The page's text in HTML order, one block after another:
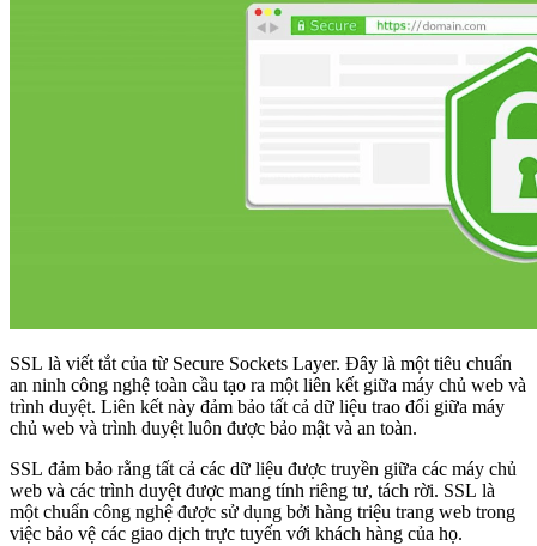
SSL là viết tắt của từ Secure Sockets Layer. Đây là một tiêu chuẩn
an ninh công nghệ toàn cầu tạo ra một liên kết giữa máy chủ web và
trình duyệt. Liên kết này đảm bảo tất cả dữ liệu trao đổi giữa máy
chủ web và trình duyệt luôn được bảo mật và an toàn.
SSL đảm bảo rằng tất cả các dữ liệu được truyền giữa các máy chủ
web và các trình duyệt được mang tính riêng tư, tách rời. SSL là
một chuẩn công nghệ được sử dụng bởi hàng triệu trang web trong
việc bảo vệ các giao dịch trực tuyến với khách hàng của họ.